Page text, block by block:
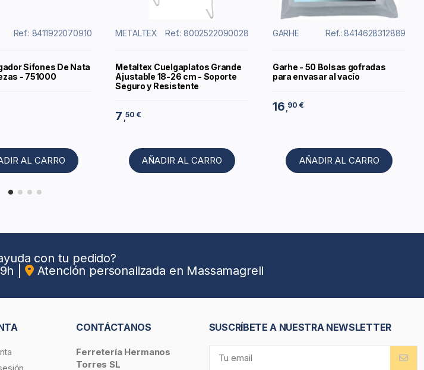
Ref.: 8411922070910
Sifones De Nata
- 751000
AL CARRO
METALTEX Ref.: 8002522090028
Metaltex Cuelgaplatos Grande
Ajustable 18-26 cm - Soporte
Seguro y Resistente
7 ,50 €
AÑADIR AL CARRO
GARHE Ref.: 8414628312889
Garhe - 50 Bolsas gofradas
para envasar al vacío
16 ,90 €
AÑADIR AL CARRO
con tu pedido?
Atención personalizada en Massamagrell
CONTÁCTANOS
Ferretería Hermanos
Torres SL
SUSCRÍBETE A NUESTRA NEWSLETTER